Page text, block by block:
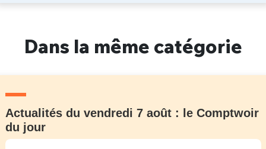
Dans la même catégorie
Actualités du vendredi 7 août : le Comptwoir
du jour